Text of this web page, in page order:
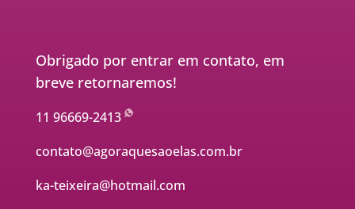
Obrigado por entrar em contato, em
breve retornaremos!
11 96669-2413
contato@agoraquesaoelas.com.br
ka-teixeira@hotmail.com